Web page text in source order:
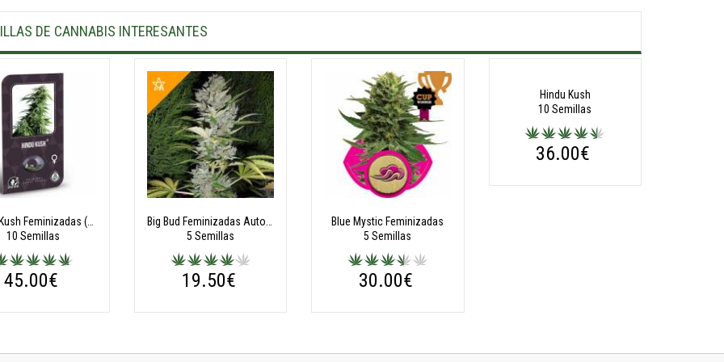
DE CANNABIS INTERESANTES
Hindu Kush Feminizadas (Classic Redux Serie)
10 Semillas
45.00€
Big Bud Feminizadas Autoflorecientes
5 Semillas
19.50€
Blue Mystic Feminizadas
5 Semillas
30.00€